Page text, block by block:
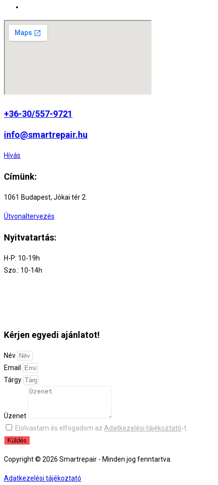
to
the
next
+36-30/557-9721
info@smartrepair.hu
Hívás
Címünk:
1061 Budapest, Jókai tér 2.
Útvonaltervezés
Nyitvatartás:
H-P: 10-19h
Szo.: 10-14h
Kérjen egyedi ajánlatot!
Név
Email
Tárgy
Üzenet
Elolvastam és elfogadom az Adatkezelési tájékoztató-t.
Küldés
Copyright © 2026 Smartrepair - Minden jog fenntartva.
Adatkezelési tájékoztató